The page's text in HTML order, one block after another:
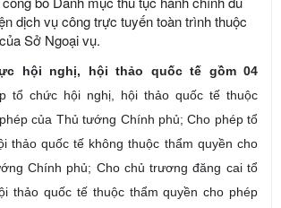
dịch vụ công trực tuyến toàn trình thuộc
Sở Ngoại vụ.
hội nghị, hội thảo quốc tế gồm 04
tổ chức hội nghị, hội thảo quốc tế thuộc
của Thủ tướng Chính phủ; Cho phép tổ
thảo quốc tế không thuộc thẩm quyền cho
Chính phủ; Cho chủ trương đăng cai tổ
thảo quốc tế thuộc thẩm quyền cho phép